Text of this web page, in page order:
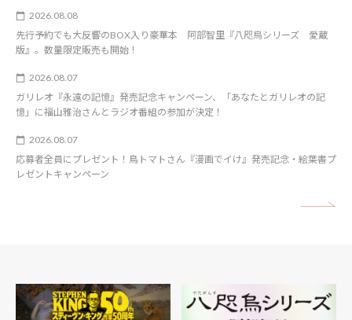
2026.08.08
先行予約でも大反響のBOX入り豪華本 阿部智里『八咫烏シリーズ 愛蔵
版』。数量限定販売も開始！
2026.08.07
ガリレオ『永遠の記憶』発売記念キャンペーン、「あなたとガリレオの記
憶」に福山雅治さんとラジオ番組の参加が決定！
2026.08.07
応募者全員にプレゼント！鳥トマトさん『漫画でイけ』発売記念・絵葉書プ
レゼントキャンペーン